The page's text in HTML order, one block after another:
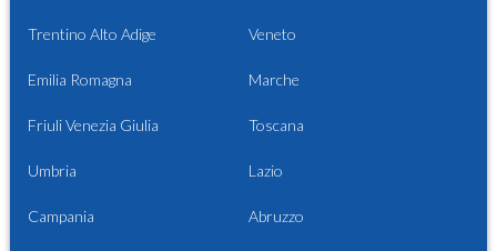
Trentino Alto Adige Veneto
Emilia Romagna Marche
Friuli Venezia Giulia Toscana
Umbria Lazio
Campania Abruzzo